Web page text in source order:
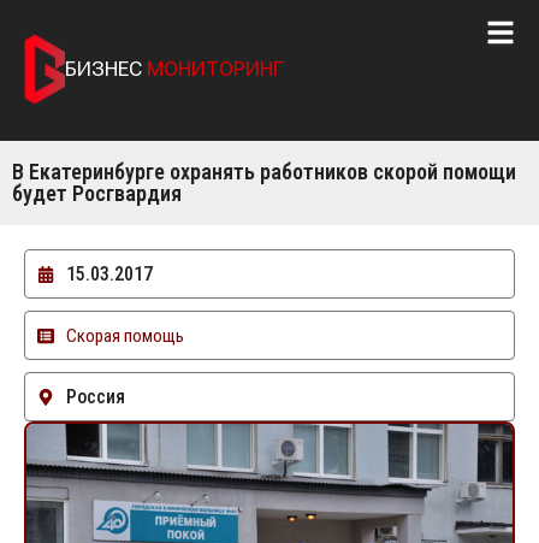
БИЗНЕС МОНИТОРИНГ
В Екатеринбурге охранять работников скорой помощи
будет Росгвардия
15.03.2017
Скорая помощь
Россия